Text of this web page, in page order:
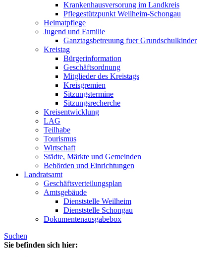
Krankenhausversorung im Landkreis
Pflegestützpunkt Weilheim-Schongau
Heimatpflege
Jugend und Familie
Ganztagsbetreuung fuer Grundschulkinder
Kreistag
Bürgerinformation
Geschäftsordnung
Mitglieder des Kreistags
Kreisgremien
Sitzungstermine
Sitzungsrecherche
Kreisentwicklung
LAG
Teilhabe
Tourismus
Wirtschaft
Städte, Märkte und Gemeinden
Behörden und Einrichtungen
Landratsamt
Geschäftsverteilungsplan
Amtsgebäude
Dienststelle Weilheim
Dienststelle Schongau
Dokumentenausgabebox
Suchen
Sie befinden sich hier: